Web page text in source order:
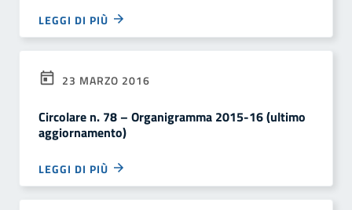
LEGGI DI PIÙ
23 MARZO 2016
Circolare n. 78 – Organigramma 2015-16 (ultimo
aggiornamento)
LEGGI DI PIÙ